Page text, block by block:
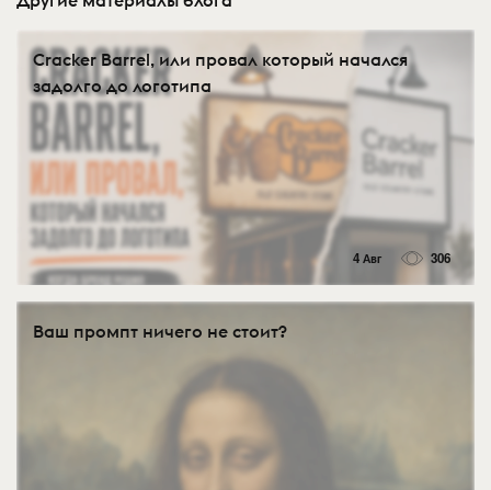
Cracker Barrel, или провал который начался
задолго до логотипа
4 Авг 306
Ваш промпт ничего не стоит?